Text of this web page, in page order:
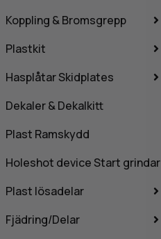
Koppling & Bromsgrepp
Plastkit
Hasplåtar Skidplates
Dekaler & Dekalkitt
Plast Ramskydd
Holeshot device Start grindar
Plast lösadelar
Fjädring/Delar